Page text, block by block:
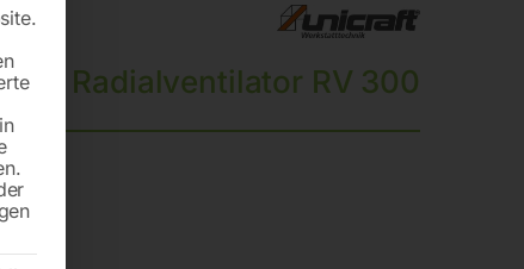
Radialventilator RV 300